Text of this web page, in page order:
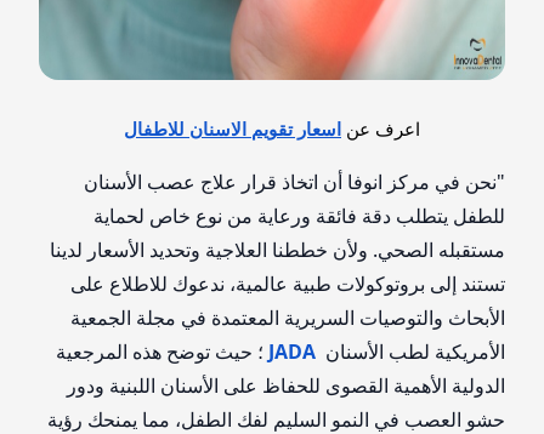
اعرف عن اسعار تقويم الاسنان للاطفال
"نحن في مركز انوفا أن اتخاذ قرار علاج عصب الأسنان
للطفل يتطلب دقة فائقة ورعاية من نوع خاص لحماية
مستقبله الصحي. ولأن خططنا العلاجية وتحديد الأسعار لدينا
تستند إلى بروتوكولات طبية عالمية، ندعوك للاطلاع على
الأبحاث والتوصيات السريرية المعتمدة في مجلة الجمعية
الأمريكية لطب الأسنان JADA ؛ حيث توضح هذه المرجعية
الدولية الأهمية القصوى للحفاظ على الأسنان اللبنية ودور
حشو العصب في النمو السليم لفك الطفل، مما يمنحك رؤية